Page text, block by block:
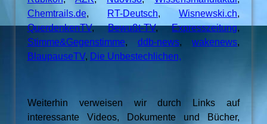
Chemtrails.de, RT-Deutsch,Wisnewski.ch,
QuerdenkenTV,Bewußt-TV, Expresszeitung,
Stimme&Gegenstimme, ddb-news, wakenews,
BlaupauseTV, Die Unbestechlichen,
Weiterhin verweisen wir durch Links auf
interessante Videos, Dokumente und Bücher,